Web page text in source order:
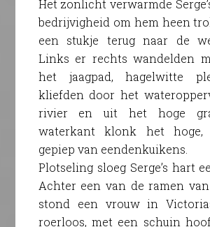
Het zonlicht verwarmde
bedrijvigheid om hem heen
een stukje terug naar de
Links er rechts wandelden
het jaagpad, hagelwitte
kliefden door het
rivier en uit het hoge
waterkant klonk het hoge,
gepiep van eendenkuikens.
Plotseling sloeg Serge’s hart
Achter een van de ramen
stond een vrouw in
roerloos, met een schuin